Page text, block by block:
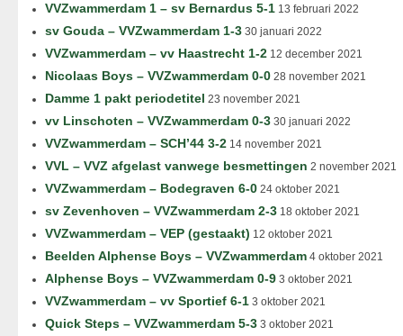
VVZwammerdam 1 – sv Bernardus 5-1 13 februari 2022
sv Gouda – VVZwammerdam 1-3 30 januari 2022
VVZwammerdam – vv Haastrecht 1-2 12 december 2021
Nicolaas Boys – VVZwammerdam 0-0 28 november 2021
Damme 1 pakt periodetitel 23 november 2021
vv Linschoten – VVZwammerdam 0-3 30 januari 2022
VVZwammerdam – SCH’44 3-2 14 november 2021
VVL – VVZ afgelast vanwege besmettingen 2 november 2021
VVZwammerdam – Bodegraven 6-0 24 oktober 2021
sv Zevenhoven – VVZwammerdam 2-3 18 oktober 2021
VVZwammerdam – VEP (gestaakt) 12 oktober 2021
Beelden Alphense Boys – VVZwammerdam 4 oktober 2021
Alphense Boys – VVZwammerdam 0-9 3 oktober 2021
VVZwammerdam – vv Sportief 6-1 3 oktober 2021
Quick Steps – VVZwammerdam 5-3 3 oktober 2021